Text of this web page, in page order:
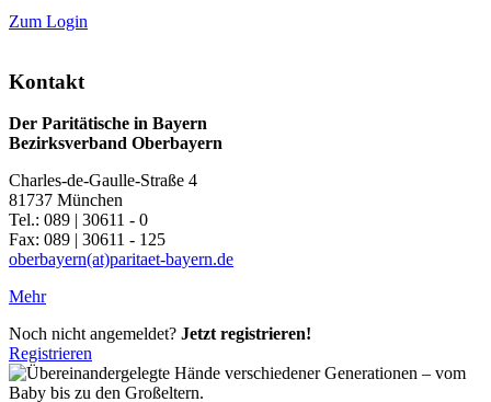
Zum Login
Kontakt
Der Paritätische in Bayern
Bezirksverband Oberbayern
Charles-de-Gaulle-Straße 4
81737 München
Tel.: 089 | 30611 - 0
Fax: 089 | 30611 - 125
oberbayern(at)paritaet-bayern.de
Mehr
Noch nicht angemeldet? Jetzt registrieren!
Registrieren